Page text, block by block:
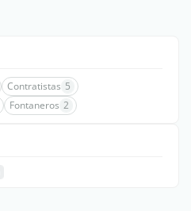
Contratistas 5
Fontaneros 2